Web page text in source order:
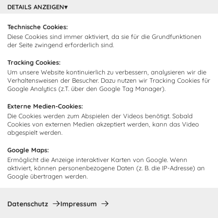
DETAILS ANZEIGEN
Technische Cookies:
Diese Cookies sind immer aktiviert, da sie für die Grundfunktionen
der Seite zwingend erforderlich sind.
Tracking Cookies:
Um unsere Website kontinuierlich zu verbessern, analysieren wir die
Verhaltensweisen der Besucher. Dazu nutzen wir Tracking Cookies für
Google Analytics (z.T. über den Google Tag Manager).
Externe Medien-Cookies:
Die Cookies werden zum Abspielen der Videos benötigt. Sobald
Cookies von externen Medien akzeptiert werden, kann das Video
abgespielt werden.
Google Maps:
Ermöglicht die Anzeige interaktiver Karten von Google. Wenn
aktiviert, können personenbezogene Daten (z. B. die IP-Adresse) an
Google übertragen werden.
Datenschutz Impressum
Ich bin damit einverstanden, dass Cocooning24 mich regelmäßig
Diese Einwilligung kann jederzeit widerrufen werden. Einzelheiten
sind in derDatenschutzrichtliniezu finden.
Abonnieren
Zahlungsmethoden